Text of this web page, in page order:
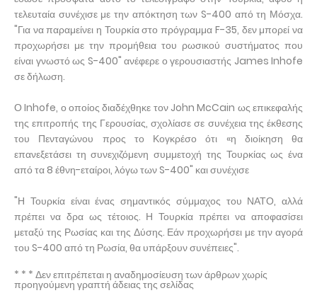
τελευταία συνέχισε με την απόκτηση των S-400 από τη Μόσχα.
"Για να παραμείνει η Τουρκία στο πρόγραμμα F-35, δεν μπορεί να
προχωρήσει με την προμήθεια του ρωσικού συστήματος που
είναι γνωστό ως S-400" ανέφερε ο γερουσιαστής James Inhofe
σε δήλωση.
Ο Inhofe, ο οποίος διαδέχθηκε τον John McCain ως επικεφαλής
της επιτροπής της Γερουσίας, σχολίασε σε συνέχεια της έκθεσης
του Πενταγώνου προς το Κογκρέσο ότι «η διοίκηση θα
επανεξετάσει τη συνεχιζόμενη συμμετοχή της Τουρκίας ως ένα
από τα 8 έθνη-εταίροι, λόγω των S-400" και συνέχισε
"Η Τουρκία είναι ένας σημαντικός σύμμαχος του ΝΑΤΟ, αλλά
πρέπει να δρα ως τέτοιος. Η Τουρκία πρέπει να αποφασίσει
μεταξύ της Ρωσίας και της Δύσης. Εάν προχωρήσει με την αγορά
του S-400 από τη Ρωσία, θα υπάρξουν συνέπειες".
* * * Δεν επιτρέπεται η αναδημοσίευση των άρθρων χωρίς
προηγούμενη γραπτή άδειας της σελίδας